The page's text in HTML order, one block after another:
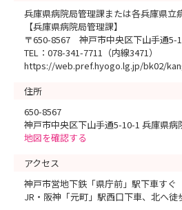
兵庫県病院局管理課または各兵庫県立
【兵庫県病院局管理課】
〒650-8567 神戸市中央区下山手通5-
TEL：078-341-7711（内線3471）
https://web.pref.hyogo.lg.jp/bk02/
住所
650-8567
神戸市中央区下山手通5-10-1 兵庫県病
地図を確認する
アクセス
神戸市営地下鉄「県庁前」駅下車すぐ
JR・阪神「元町」駅西口下車、北へ徒